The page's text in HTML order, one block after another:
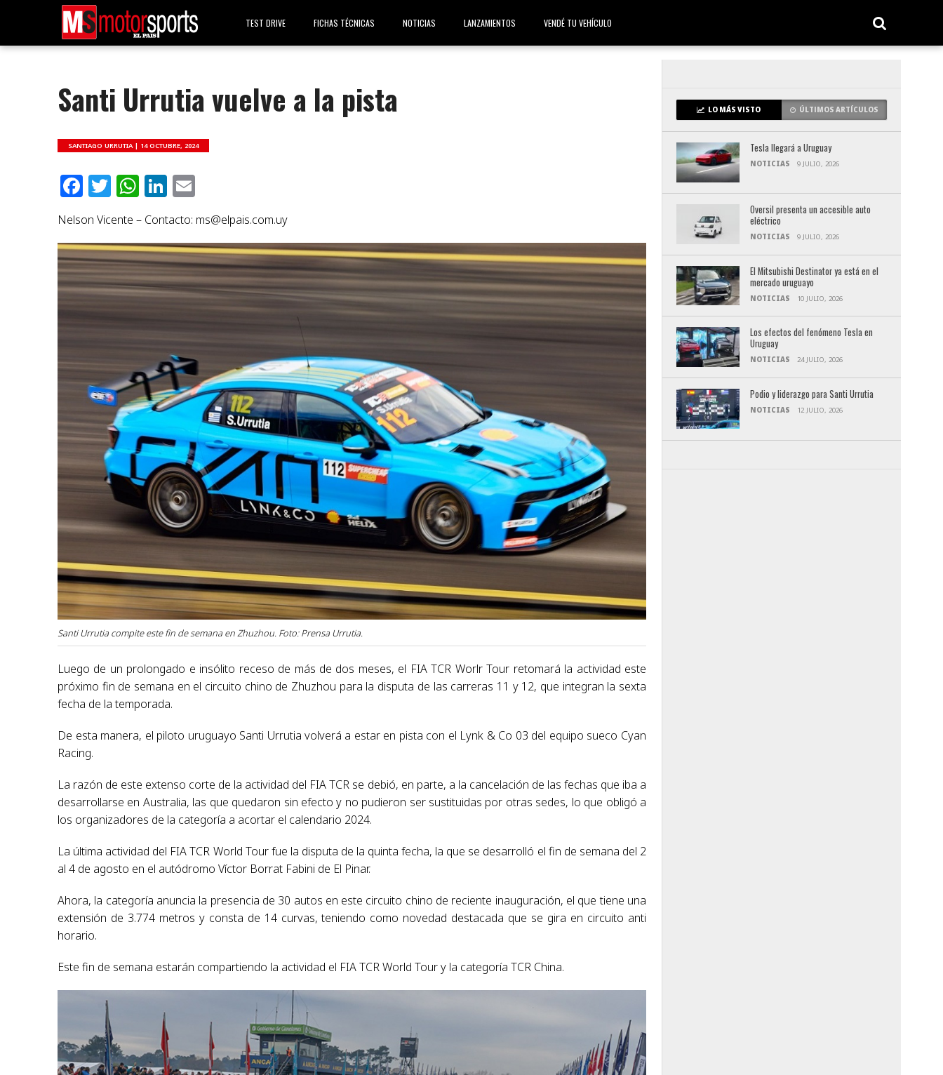
TEST DRIVE FICHAS TÉCNICAS NOTICIAS LANZAMIENTOS VENDÉ TU VEHÍCULO
Santi Urrutia vuelve a la pista
SANTIAGO URRUTIA | 14 OCTUBRE, 2024
Facebook
Twitter
WhatsApp
LinkedIn
Nelson Vicente – Contacto: ms@elpais.com.uy
Santi Urrutia compite este fin de semana en Zhuzhou. Foto: Prensa Urrutia.
Luego de un prolongado e insólito receso de más de dos meses, el FIA TCR Worlr Tour retomará la actividad este
próximo fin de semana en el circuito chino de Zhuzhou para la disputa de las carreras 11 y 12, que integran la sexta
fecha de la temporada.
De esta manera, el piloto uruguayo Santi Urrutia volverá a estar en pista con el Lynk & Co 03 del equipo sueco Cyan
Racing.
La razón de este extenso corte de la actividad del FIA TCR se debió, en parte, a la cancelación de las fechas que iba a
desarrollarse en Australia, las que quedaron sin efecto y no pudieron ser sustituidas por otras sedes, lo que obligó a
los organizadores de la categoría a acortar el calendario 2024.
La última actividad del FIA TCR World Tour fue la disputa de la quinta fecha, la que se desarrolló el fin de semana del 2
al 4 de agosto en el autódromo Víctor Borrat Fabini de El Pinar.
Ahora, la categoría anuncia la presencia de 30 autos en este circuito chino de reciente inauguración, el que tiene una
extensión de 3.774 metros y consta de 14 curvas, teniendo como novedad destacada que se gira en circuito anti
horario.
Este fin de semana estarán compartiendo la actividad el FIA TCR World Tour y la categoría TCR China.
LO MÁS VISTO ÚLTIMOS ARTÍCULOS
Tesla llegará a Uruguay
NOTICIAS 9 JULIO, 2026
Oversil presenta un accesible auto
eléctrico
NOTICIAS 9 JULIO, 2026
El Mitsubishi Destinator ya está en el
mercado uruguayo
NOTICIAS 10 JULIO, 2026
Los efectos del fenómeno Tesla en
Uruguay
NOTICIAS 24 JULIO, 2026
Podio y liderazgo para Santi Urrutia
NOTICIAS 12 JULIO, 2026